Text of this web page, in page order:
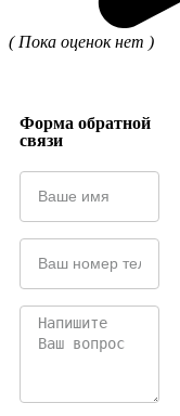
( Пока оценок нет )
Форма обратной
связи